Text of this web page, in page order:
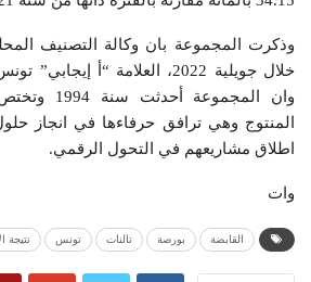
وذكرت المجموعة بان وكالة التصنيف
خلال جويلية 2022، العلامة “أ
وان
المنتوج وهي ترافق حرفاءها في انجاز
اطلاق مشاريعهم في التحول الرقمي.
وات
القابضة بورصة تالنات تونس نتيجة